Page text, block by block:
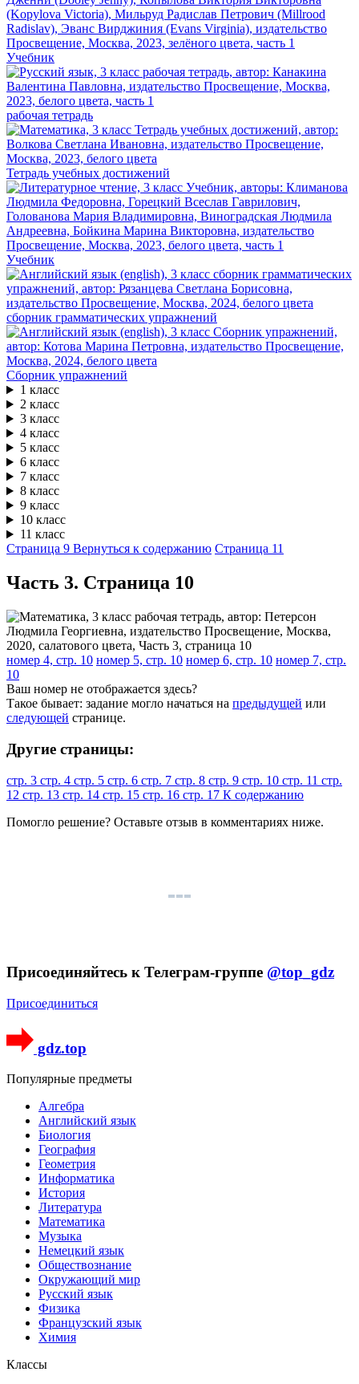
Учебник
рабочая тетрадь
Тетрадь учебных достижений
Учебник
сборник грамматических упражнений
Сборник упражнений
1 класс
2 класс
3 класс
4 класс
5 класс
6 класс
7 класс
8 класс
9 класс
10 класс
11 класс
Страница 9 Вернуться к содержанию Страница 11
Часть 3. Cтраница 10
номер 4, стр. 10 номер 5, стр. 10 номер 6, стр. 10 номер 7, стр.
10
Ваш номер не отображается здесь?
Такое бывает: задание могло начаться на предыдущей или
следующей странице.
Другие страницы:
стр. 3 стр. 4 стр. 5 стр. 6 стр. 7 стр. 8 стр. 9 стр. 10 стр. 11 стр.
12 стр. 13 стр. 14 стр. 15 стр. 16 стр. 17 К содержанию
Помогло решение? Оставьте отзыв в комментариях ниже.
Присоединяйтесь к Телеграм-группе @top_gdz
Присоединиться
gdz.top
Популярные предметы
Алгебра
Английский язык
Биология
География
Геометрия
Информатика
История
Литература
Математика
Музыка
Немецкий язык
Обществознание
Окружающий мир
Русский язык
Физика
Французский язык
Химия
Классы